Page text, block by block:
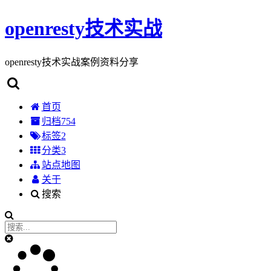
openresty技术实战
openresty技术实战案例资料分享
首页
归档754
标签2
分类3
站点地图
关于
搜索